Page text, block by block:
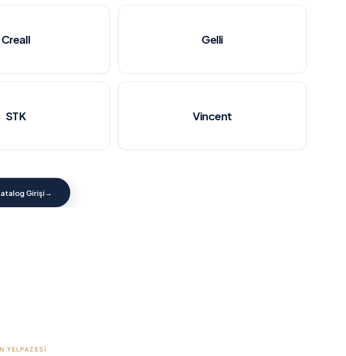
Creall Gelli
STK Vincent
Girişi →
YELPAZESI